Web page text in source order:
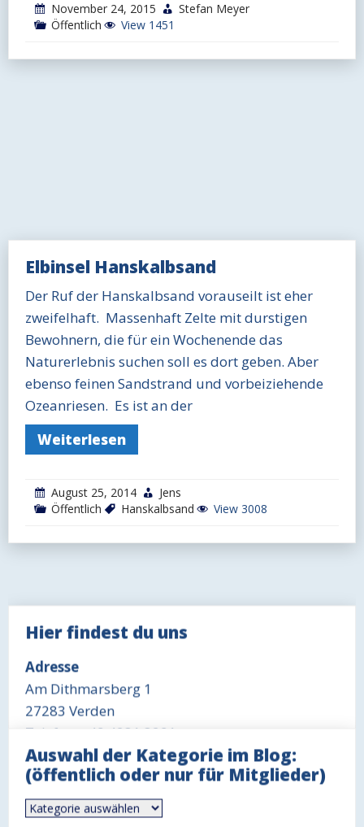
November 24, 2015
Stefan Meyer
Öffentlich
View 1451
Elbinsel Hanskalbsand
Der Ruf der Hanskalbsand vorauseilt ist eher
zweifelhaft. Massenhaft Zelte mit durstigen
Bewohnern, die für ein Wochenende das
Naturerlebnis suchen soll es dort geben. Aber
ebenso feinen Sandstrand und vorbeiziehende
Ozeanriesen. Es ist an der
Weiterlesen
August 25, 2014
Jens
Öffentlich
Hanskalbsand View 3008
der
Beiträge
Hier findest du uns
Adresse
Am Dithmarsberg 1
27283 Verden
Telefon: +49 4231 3291
Öffnungszeit Büro
Mittwoch 18-19 Uhr
Öffnungszeit Gaststätte
Auswahl der Kategorie im Blog:
(öffentlich oder nur für Mitglieder)
Auswahl
der